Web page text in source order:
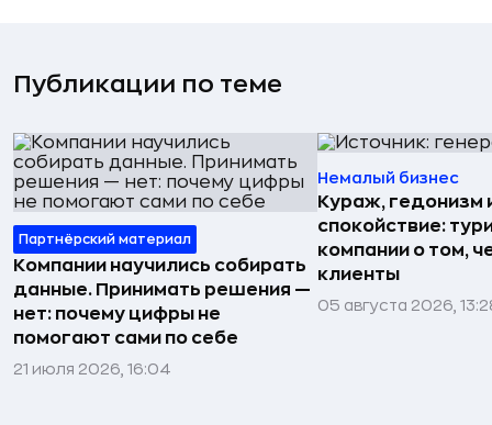
Публикации по теме
Партнёрский материал
Компании научились собирать
данные. Принимать решения —
нет: почему цифры не
помогают сами по себе
21 июля 2026, 16:04
Немалый бизнес
Кураж, гедонизм
спокойствие:
компании о том,
клиенты
05 августа 2026,